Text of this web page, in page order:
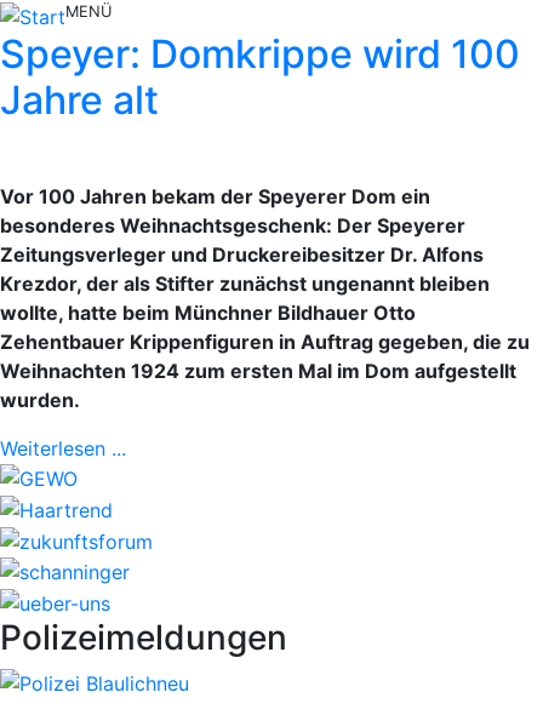
MENÜ
Speyer: Domkrippe wird 100
Jahre alt
Vor 100 Jahren bekam der Speyerer Dom ein
besonderes Weihnachtsgeschenk: Der Speyerer
Zeitungsverleger und Druckereibesitzer Dr. Alfons
Krezdor, der als Stifter zunächst ungenannt bleiben
wollte, hatte beim Münchner Bildhauer Otto
Zehentbauer Krippenfiguren in Auftrag gegeben, die zu
Weihnachten 1924 zum ersten Mal im Dom aufgestellt
wurden.
Weiterlesen ...
Polizeimeldungen